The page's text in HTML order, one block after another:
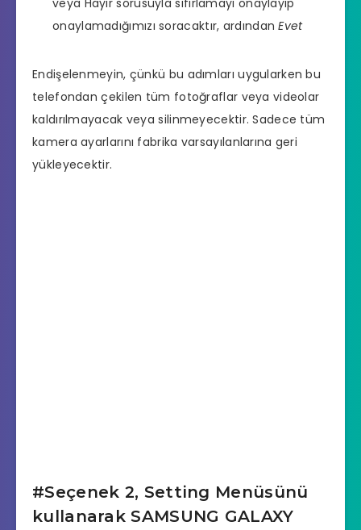
onaylamadığımızı soracaktır, ardındanEvet
Endişelenmeyin, çünkü bu adımları uygularken bu
telefondan çekilen tüm fotoğraflar veya videolar
kaldırılmayacak veya silinmeyecektir. Sadece tüm
kamera ayarlarını fabrika varsayılanlarına geri
yükleyecektir.
#Seçenek 2, Setting Menüsünü
kullanarak SAMSUNG GALAXY